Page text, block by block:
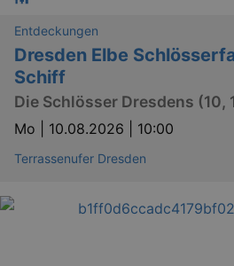
Entdeckungen
Dresden Elbe
Schiff
Die Schlösser Dresdens (10,
Mo | 10.08.2026 | 10:00
Terrassenufer Dresden